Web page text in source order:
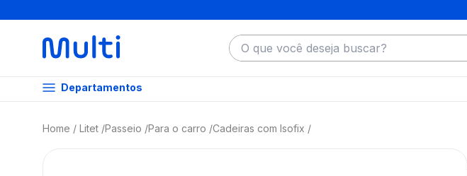
O que você deseja buscar?
Departamentos
Litet Passeio Para o carro Cadeiras com Isofix